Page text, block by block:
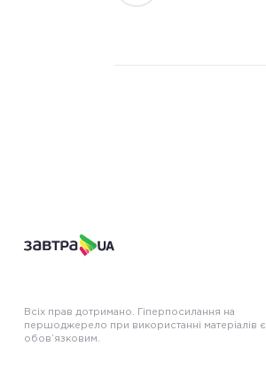
Всіх прав дотримано. Гіперпосилання на
першоджерело при використанні матеріалів є
обов’язковим.